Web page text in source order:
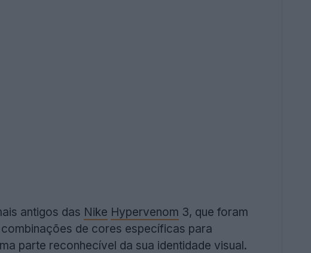
antigos das Nike Hypervenom 3, que foram
de cores específicas para
parte reconhecível da sua identidade visual.